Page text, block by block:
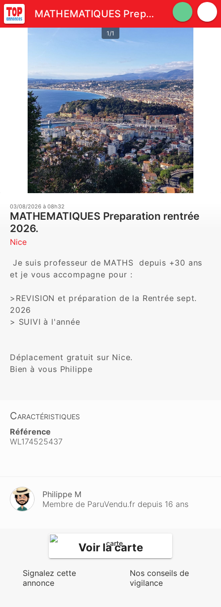
MATHEMATIQUES Preparation rentrée 2026.
1/1
03/08/2026 à 08h32
MATHEMATIQUES Preparation rentrée
2026.
Nice
et je vous accompagne pour :
>REVISION et préparation de la Rentrée sept.
2026
> SUIVI à l'année
Déplacement gratuit sur Nice.
Bien à vous Philippe
Caractéristiques
Référence
WL174525437
Philippe M
Membre de ParuVendu.fr depuis 16 ans
Voir la carte
Signalez cette
annonce
Nos conseils de
vigilance